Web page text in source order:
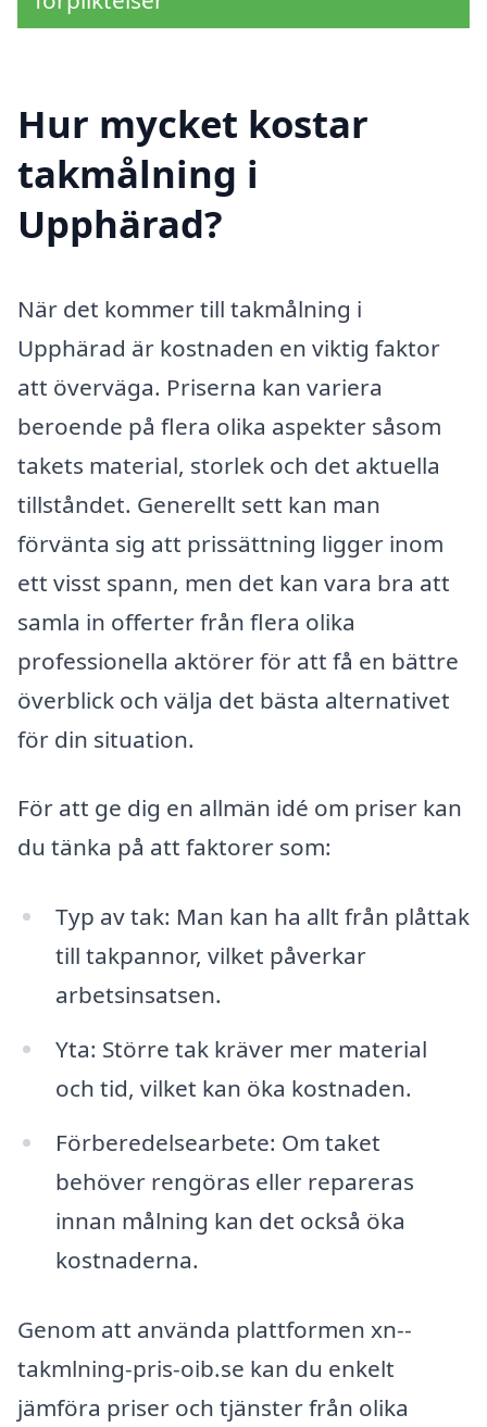
Hur mycket kostar
takmålning i
Upphärad?
När det kommer till takmålning i
Upphärad är kostnaden en viktig faktor
att överväga. Priserna kan variera
beroende på flera olika aspekter såsom
takets material, storlek och det aktuella
tillståndet. Generellt sett kan man
förvänta sig att prissättning ligger inom
ett visst spann, men det kan vara bra att
samla in offerter från flera olika
professionella aktörer för att få en bättre
överblick och välja det bästa alternativet
för din situation.
För att ge dig en allmän idé om priser kan
du tänka på att faktorer som:
Typ av tak: Man kan ha allt från plåttak
till takpannor, vilket påverkar
arbetsinsatsen.
Yta: Större tak kräver mer material
och tid, vilket kan öka kostnaden.
Förberedelsearbete: Om taket
behöver rengöras eller repareras
innan målning kan det också öka
kostnaderna.
Genom att använda plattformen xn--
takmlning-pris-oib.se kan du enkelt
jämföra priser och tjänster från olika